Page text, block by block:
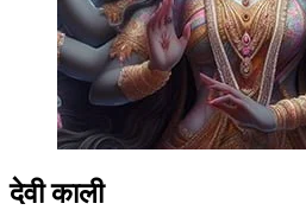
देवी काली